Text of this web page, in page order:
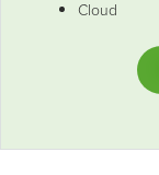
Cloud